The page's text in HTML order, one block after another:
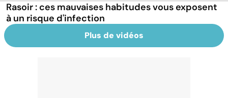
Rasoir : ces mauvaises habitudes vous exposent
à un risque d'infection
Plus de vidéos